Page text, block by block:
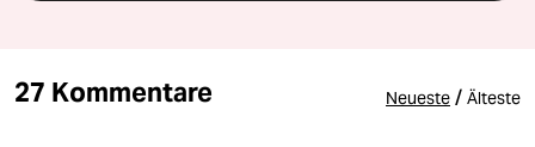
27 Kommentare Neueste / Älteste